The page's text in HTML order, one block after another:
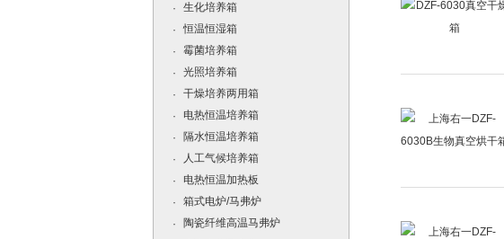
·
生化培养箱
·
恒温恒湿箱
·
霉菌培养箱
·
光照培养箱
·
干燥培养两用箱
·
电热恒温培养箱
·
隔水恒温培养箱
·
人工气候培养箱
·
电热恒温加热板
·
箱式电炉/马弗炉
·
陶瓷纤维高温马弗炉